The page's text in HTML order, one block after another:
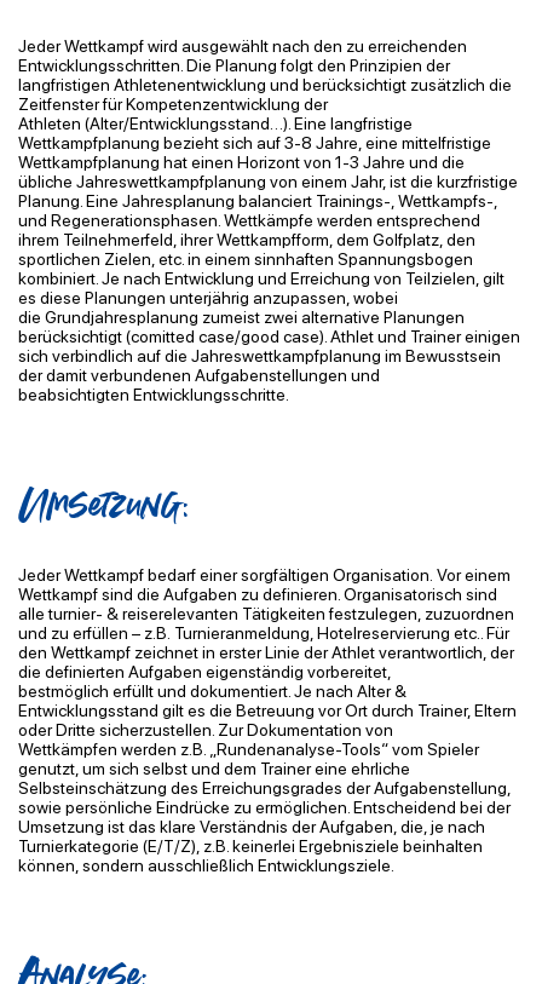
Jeder Wettkampf wird ausgewählt nach den zu erreichenden
Entwicklungsschritten. Die Planung folgt den Prinzipien der
langfristigen Athletenentwicklung und berücksichtigt zusätzlich die
Zeitfenster für Kompetenzentwicklung der
Athleten (Alter/Entwicklungsstand…). Eine langfristige
Wettkampfplanung bezieht sich auf 3-8 Jahre, eine mittelfristige
Wettkampfplanung hat einen Horizont von 1-3 Jahre und die
übliche Jahreswettkampfplanung von einem Jahr, ist die kurzfristige
Planung. Eine Jahresplanung balanciert Trainings-, Wettkampfs-,
und Regenerationsphasen. Wettkämpfe werden entsprechend
ihrem Teilnehmerfeld, ihrer Wettkampfform, dem Golfplatz, den
sportlichen Zielen, etc. in einem sinnhaften Spannungsbogen
kombiniert. Je nach Entwicklung und Erreichung von Teilzielen, gilt
es diese Planungen unterjährig anzupassen, wobei
die Grundjahresplanung zumeist zwei alternative Planungen
berücksichtigt (comitted case/good case). Athlet und Trainer einigen
sich verbindlich auf die Jahreswettkampfplanung im Bewusstsein
der damit verbundenen Aufgabenstellungen und
beabsichtigten Entwicklungsschritte.
Umsetzung:
Jeder Wettkampf bedarf einer sorgfältigen Organisation. Vor einem
Wettkampf sind die Aufgaben zu definieren. Organisatorisch sind
alle turnier- & reiserelevanten Tätigkeiten festzulegen, zuzuordnen
und zu erfüllen – z.B. Turnieranmeldung, Hotelreservierung etc.. Für
den Wettkampf zeichnet in erster Linie derAthlet verantwortlich, der
die definierten Aufgaben eigenständig vorbereitet,
bestmöglich erfüllt und dokumentiert. Je nach Alter &
Entwicklungsstand gilt es die Betreuung vor Ortdurch Trainer, Eltern
oder Dritte sicherzustellen. Zur Dokumentation von
Wettkämpfen werden z.B. „Rundenanalyse-Tools“ vom Spieler
genutzt, um sich selbst und dem Trainereine ehrliche
Selbsteinschätzung des Erreichungsgrades der Aufgabenstellung,
sowie persönliche Eindrücke zu ermöglichen. Entscheidend bei der
Umsetzung ist das klare Verständnis der Aufgaben, die, je nach
Turnierkategorie (E/T/Z), z.B. keinerlei Ergebnisziele beinhalten
können, sondern ausschließlich Entwicklungsziele.
Analyse: